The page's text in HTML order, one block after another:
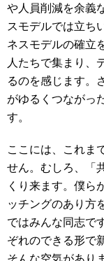
や人員削減を余義
スモデルでは立ち
ネスモデルの確立
人たちで集まり、
るのを感じます。
がゆるくつながっ
す。
ここには、これま
せん。むしろ、「
くり来ます。僕ら
ッチングのあり方
ではみんな同志で
ぞれのできる形で
そんな空気があり